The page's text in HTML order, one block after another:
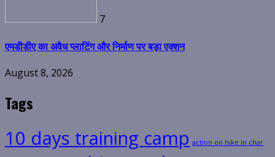
7
एमडीडीए का अवैध प्लाटिंग और निर्माण पर बड़ा एक्शन
August 8, 2026
Tags
10 days training camp action on hike in char